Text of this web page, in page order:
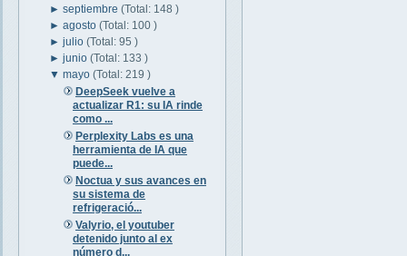
►septiembre(Total: 148 )
►agosto(Total: 100 )
►julio(Total: 95 )
►junio(Total: 133 )
▼mayo(Total: 219 )
DeepSeek vuelve a
actualizar R1: su IA rinde
como ...
Perplexity Labs es una
herramienta de IA que
puede...
Noctua y sus avances en
su sistema de
refrigeració...
Valyrio, el youtuber
detenido junto al ex
número d...